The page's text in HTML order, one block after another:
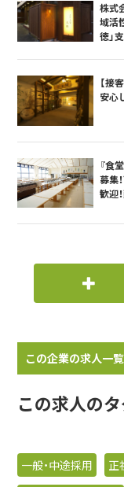
株式
域活
徳」
【接
安心
『食
募集
歓迎
この企業の求人一覧
この求人の
一般・中途採用 正